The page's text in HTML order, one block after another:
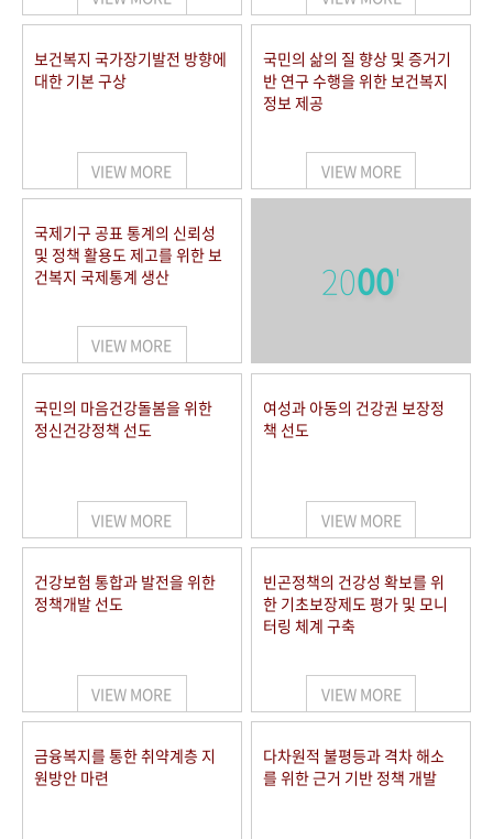
보건복지 국가장기발전 방향에
대한 기본 구상
VIEW MORE
국민의 삶의 질 향상 및 증거기
반 연구 수행을 위한 보건복지
정보 제공
VIEW MORE
국제기구 공표 통계의 신뢰성
및 정책 활용도 제고를 위한 보
건복지 국제통계 생산
VIEW MORE
2000'
국민의 마음건강돌봄을 위한
정신건강정책 선도
VIEW MORE
여성과 아동의 건강권 보장정
책 선도
VIEW MORE
건강보험 통합과 발전을 위한
정책개발 선도
VIEW MORE
빈곤정책의 건강성 확보를 위
한 기초보장제도 평가 및 모니
터링 체계 구축
VIEW MORE
금융복지를 통한 취약계층 지
원방안 마련
다차원적 불평등과 격차 해소
를 위한 근거 기반 정책 개발